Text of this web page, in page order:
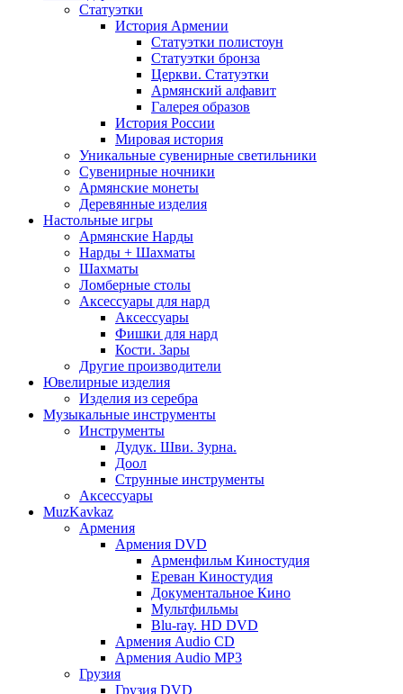
Статуэтки
История Армении
Статуэтки полистоун
Статуэтки бронза
Церкви. Статуэтки
Армянский алфавит
Галерея образов
История России
Мировая история
Уникальные сувенирные светильники
Сувенирные ночники
Армянские монеты
Деревянные изделия
Настольные игры
Армянские Нарды
Нарды + Шахматы
Шахматы
Ломберные столы
Аксессуары для нард
Аксессуары
Фишки для нард
Кости. Зары
Другие производители
Ювелирные изделия
Изделия из серебра
Музыкальные инструменты
Инструменты
Дудук. Шви. Зурна.
Доол
Струнные инструменты
Аксессуары
MuzKavkaz
Армения
Армения DVD
Арменфильм Киностудия
Ереван Киностудия
Документальное Кино
Мультфильмы
Blu-ray. HD DVD
Армения Audio CD
Армения Audio MP3
Грузия
Грузия DVD